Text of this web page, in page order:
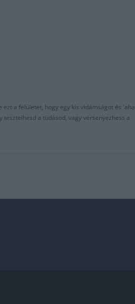
a felületet, hogy egy kis vidámságot és
a tudásod, vagy versenyezhess a